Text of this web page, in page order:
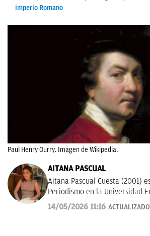
imperio Romano
Paul Henry Ourry. Imagen de Wikipedia.
AITANA PASCUAL
Aitana Pascual Cuesta (2001)
Periodismo en la Universidad
de Madrid desde el 2023.
por su gran vocación con la
14/05/2026 11:16